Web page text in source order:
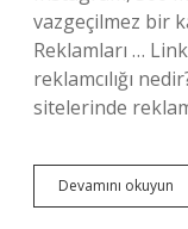
vazgeçilmez bir
Reklamları …
reklamcılığı
sitelerinde
Devamını okuyun